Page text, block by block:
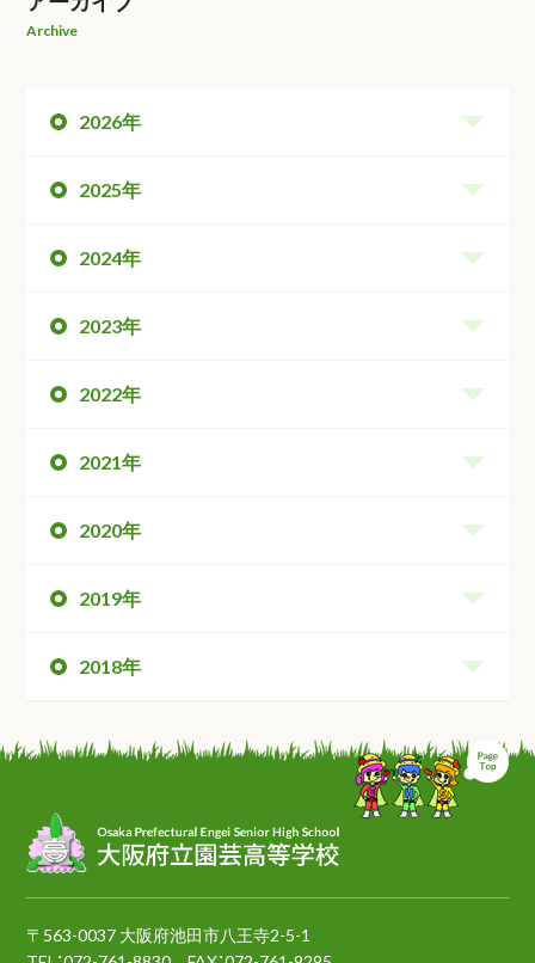
Archive
2026年
2025年
2024年
2023年
2022年
2021年
2020年
2019年
2018年
ペ
〒563-0037 大阪府池田市八王寺2-5-1